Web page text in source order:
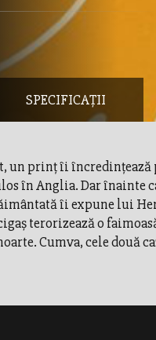
SPECIFICAȚII
un prinţ îi încredinţează
în Anglia. Dar înainte
îi expune lui
terorizează o
Cumva, cele două